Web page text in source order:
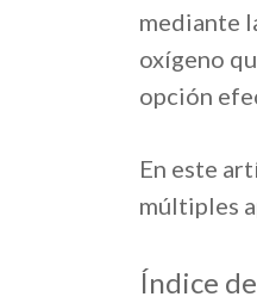
mediante
oxígeno
opción
En este
múltiples
Índice